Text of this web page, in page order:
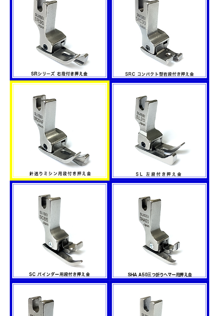
右段付き押え金
SRシリーズ
コンパクト型右段付き押
針送りミシン用段付き押
左段付き押え金
SLシリーズ